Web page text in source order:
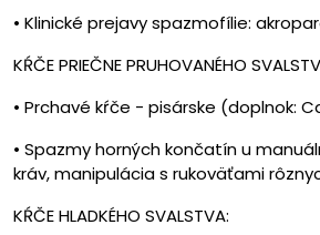
• Klinické prejavy spazmofílie:
KŔČE PRIEČNE PRUHOVANÉHO
• Prchavé kŕče - pisárske (doplnok:
• Spazmy horných končatín u
kráv, manipulácia s rukoväťami
KŔČE HLADKÉHO SVALSTVA: